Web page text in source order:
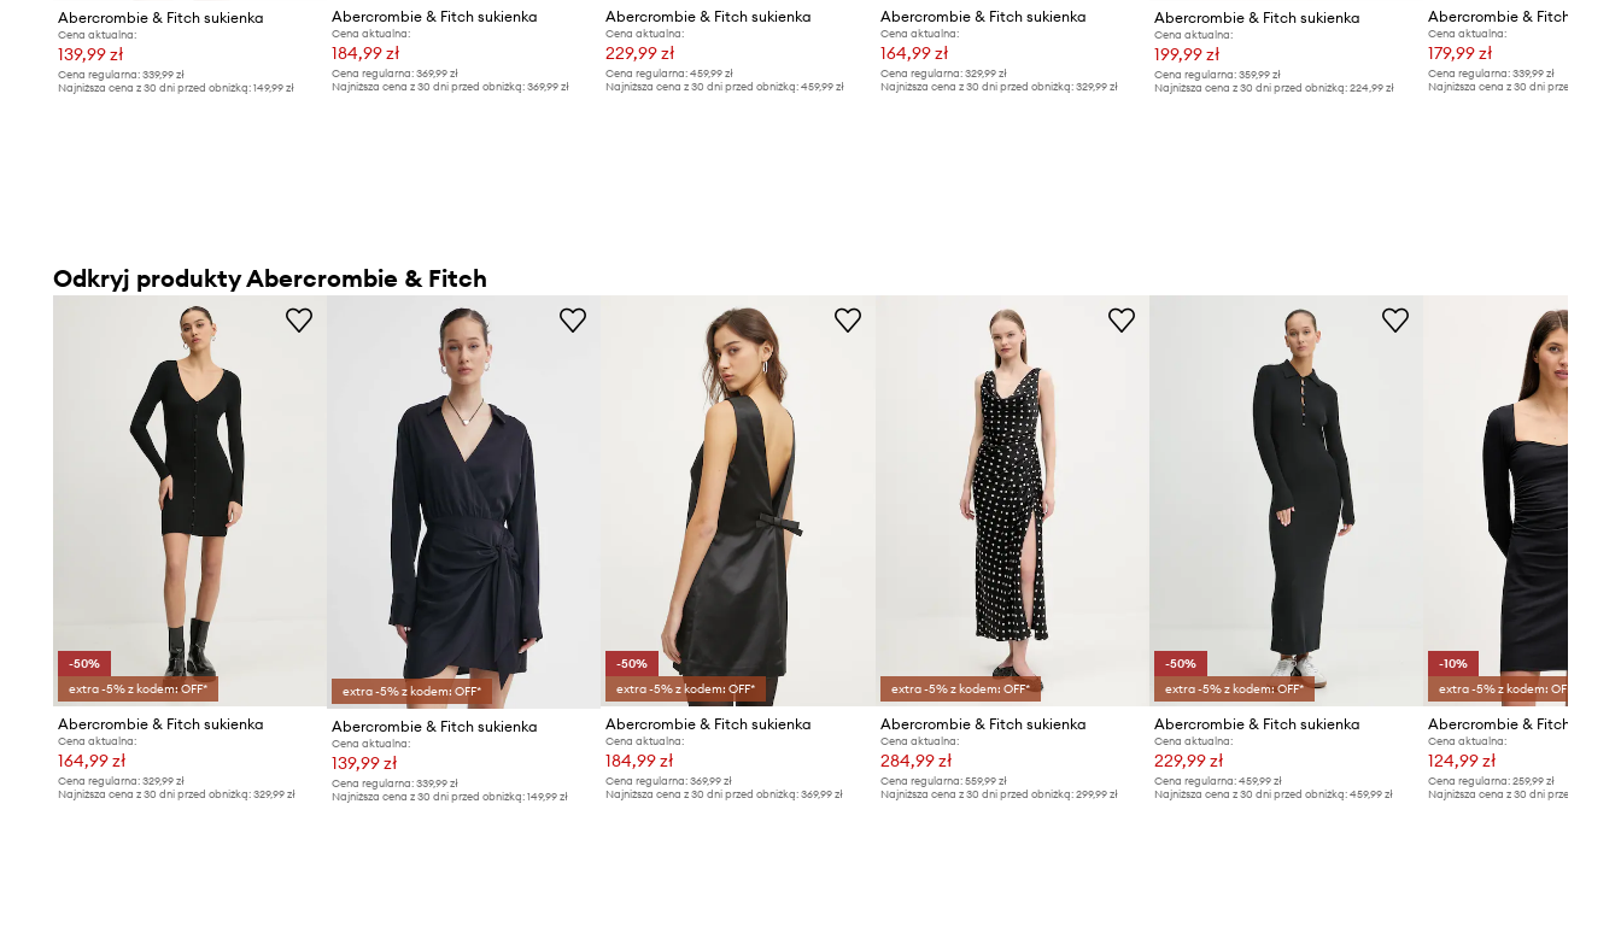
Abercrombie & Fitch sukienka
Cena aktualna:
139,99 zł
Cena regularna: 339,99 zł
Najniższa cena z 30 dni przed obniżką: 149,99 zł
Abercrombie & Fitch sukienka
Cena aktualna:
184,99 zł
Cena regularna:369,99 zł
Najniższa cena z 30 dni przed obniżką:369,99 zł
Abercrombie & Fitch sukienka
Cena aktualna:
229,99 zł
Cena regularna: 459,99 zł
Najniższa cena z 30 dni przed obniżką: 459,99 zł
Abercrombie & Fitch sukienka
Cena aktualna:
164,99 zł
Cena regularna: 329,99 zł
Najniższa cena z 30 dni przed obniżką: 329,99 zł
Abercrombie & Fitch sukienka
Cena aktualna:
199,99 zł
Cena regularna:359,99 zł
Najniższa cena z 30 dni przed obniżką:224,99 zł
Abercrombie & Fitch
Cena aktualna:
179,99 zł
Cena regularna: 339,99 zł
Najniższa cena z 30 dni przed obniżką:
Odkryj produkty Abercrombie & Fitch
-50%
extra -5% z kodem: OFF*
Abercrombie & Fitch sukienka
Cena aktualna:
164,99 zł
Cena regularna: 329,99 zł
Najniższa cena z 30 dni przed obniżką: 329,99 zł
extra -5% z kodem: OFF*
Abercrombie & Fitch sukienka
Cena aktualna:
139,99 zł
Cena regularna:339,99 zł
Najniższa cena z 30 dni przed obniżką:149,99 zł
-50%
extra -5% z kodem: OFF*
Abercrombie & Fitch sukienka
Cena aktualna:
184,99 zł
Cena regularna: 369,99 zł
Najniższa cena z 30 dni przed obniżką: 369,99 zł
extra -5% z kodem: OFF*
Abercrombie & Fitch sukienka
Cena aktualna:
284,99 zł
Cena regularna: 559,99 zł
Najniższa cena z 30 dni przed obniżką: 299,99 zł
-50%
extra -5% z kodem: OFF*
Abercrombie & Fitch sukienka
Cena aktualna:
229,99 zł
Cena regularna:459,99 zł
Najniższa cena z 30 dni przed obniżką:459,99 zł
-10%
extra -5% z kodem: OFF*
Abercrombie & Fitch
Cena aktualna:
124,99 zł
Cena regularna: 259,99 zł
Najniższa cena z 30 dni przed obniżką: